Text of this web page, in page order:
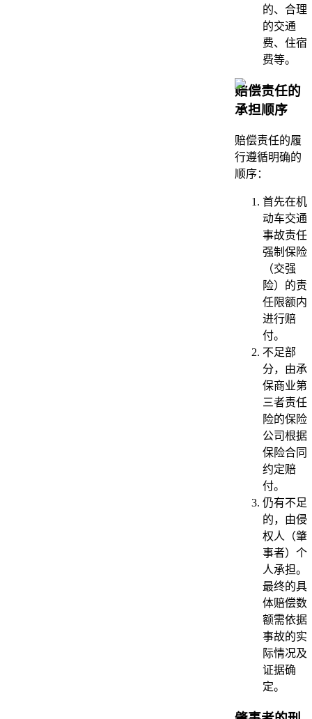
的、合理
的交通
费、住宿
费等。
赔偿责任的
承担顺序
赔偿责任的履
行遵循明确的
顺序：
首先在机
动车交通
事故责任
强制保险
（交强
险）的责
任限额内
进行赔
付。
不足部
分，由承
保商业第
三者责任
险的保险
公司根据
保险合同
约定赔
付。
仍有不足
的，由侵
权人（肇
事者）个
人承担。
最终的具
体赔偿数
额需依据
事故的实
际情况及
证据确
定。